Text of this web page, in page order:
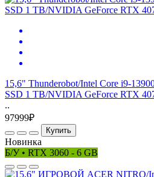
15,6" Thunderobot/Intel Core i9-
SSD 1 TB/NVIDIA GeForce RTX
..
97999₽
Купить
Новинка
Б/У • RTX 3060 - 6 GB